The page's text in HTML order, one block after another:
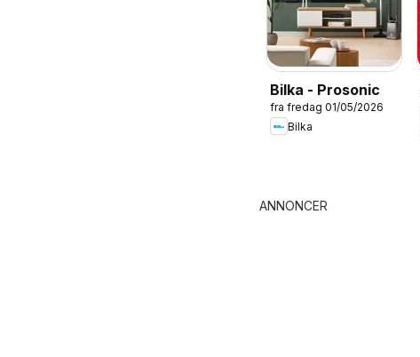
Bilka - Prosonic
fra fredag 01/05/2026
Bilka
ANNONCER